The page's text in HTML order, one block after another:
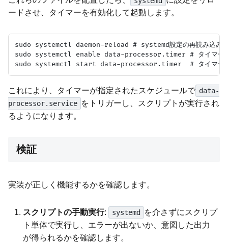
ードさせ、タイマーを有効化して起動します。
sudo systemctl daemon-reload # systemd設定の再読み込み
sudo systemctl enable data-processor.timer # タイマーを
これにより、タイマーが指定されたスケジュールで data-
processor.service をトリガーし、スクリプトが実行され
るようになります。
検証
実装が正しく機能するかを確認します。
スクリプトの手動実行: systemd
を介さずにスクリプ
ト単体で実行し、エラーが出ないか、意図した出力
が得られるかを確認します。